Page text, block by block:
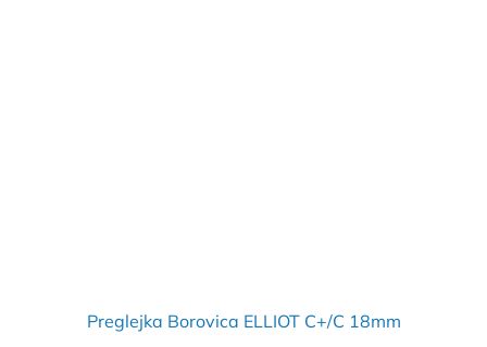
Preglejka Borovica ELLIOT C+/C 18mm